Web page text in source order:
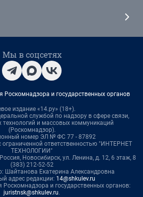
Мы в соцсетях
Роскомнадзора и государственных органов
издание «14.ру» (18+).
службой по надзору в сфере связи,
и массовых коммуникаций
(Роскомнадзор).
номер ЭЛ № ФС 77 - 87892
ограниченной ответственностью "ИНТЕРНЕТ
ТЕХНОЛОГИИ"
Новосибирск, ул. Ленина, д. 12, 6 этаж, 8
(383) 212-52-52
Шайтанова Екатерина Александровна
адрес редакции: 14@shkulev.ru
Роскомнадзора и государственных органов:
juristnsk@shkulev.ru.